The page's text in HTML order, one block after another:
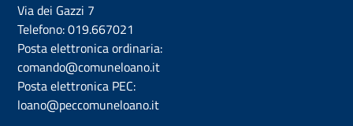
Via dei Gazzi 7
Telefono:019.667021
Posta elettronica ordinaria:
comando@comuneloano.it
Posta elettronica PEC:
loano@peccomuneloano.it